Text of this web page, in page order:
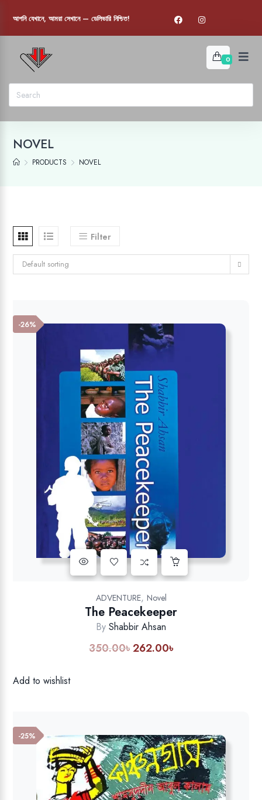
আপনি যেখানে, আমরা সেখানে — ডেলিভারি নিশ্চিত!
0
NOVEL
PRODUCTS NOVEL
Filter
Default sorting
-26%
ADVENTURE, Novel
The Peacekeeper
By Shabbir Ahsan
350.00৳ Original
262.00৳Current
Add to wishlist
-25%